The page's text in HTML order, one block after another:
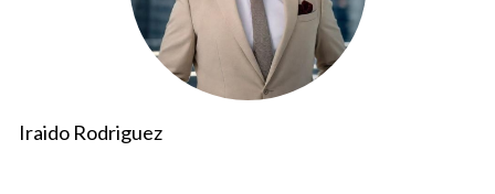
Liquidez inmediata:
Al vender la nuda propiedad, el
propietario recibe un capital significativo que puede ser
utilizado para cubrir gastos médicos, viajar o financiar un
Seguridad de vivienda:
Iraido Rodriguez